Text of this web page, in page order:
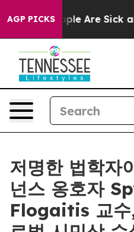
AGP PICKS
“People Are Sick
저명한 법학자
넌스 옹호자
Flogaitis 교수